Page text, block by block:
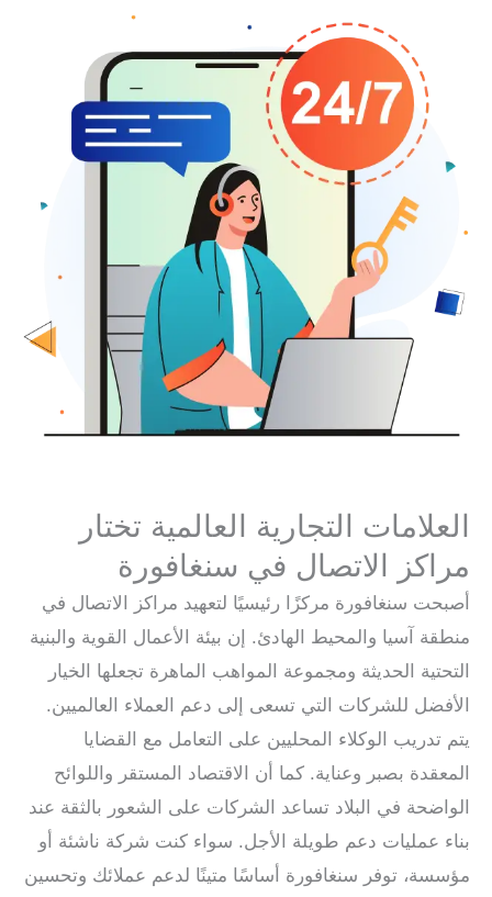
العلامات التجارية العالمية تختار
مراكز الاتصال في سنغافورة
أصبحت سنغافورة مركزًا رئيسيًا لتعهيد مراكز الاتصال في
منطقة آسيا والمحيط الهادئ. إن بيئة الأعمال القوية والبنية
التحتية الحديثة ومجموعة المواهب الماهرة تجعلها الخيار
الأفضل للشركات التي تسعى إلى دعم العملاء العالميين.
يتم تدريب الوكلاء المحليين على التعامل مع القضايا
المعقدة بصبر وعناية. كما أن الاقتصاد المستقر واللوائح
الواضحة في البلاد تساعد الشركات على الشعور بالثقة عند
بناء عمليات دعم طويلة الأجل. سواء كنت شركة ناشئة أو
مؤسسة، توفر سنغافورة أساسًا متينًا لدعم عملائك وتحسين